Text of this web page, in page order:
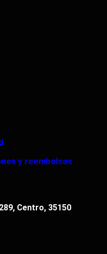
y reembolsos
Centro, 35150